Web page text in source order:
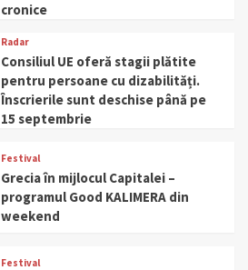
cronice
Radar
Consiliul UE oferă stagii plătite
pentru persoane cu dizabilități.
Înscrierile sunt deschise până pe
15 septembrie
Festival
Grecia în mijlocul Capitalei –
programul Good KALIMERA din
weekend
Festival